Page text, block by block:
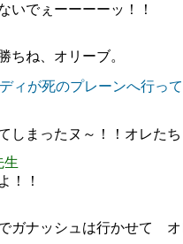
いでぇーーーーッ！！
ちね、オリーブ。
ィが死のプレーンへ行っ
しまったヌ～！！オレた
生
！！
でガナッシュは行かせて